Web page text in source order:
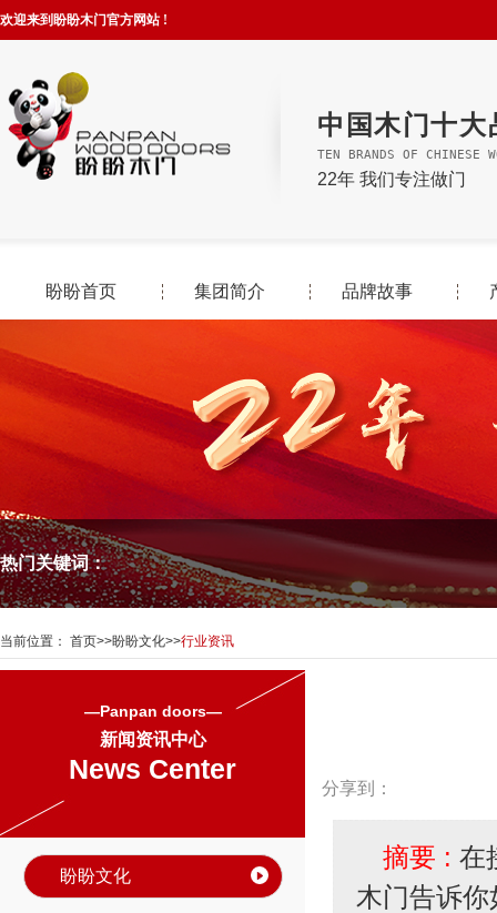
欢迎来到盼盼木门官方网站 !
中国木门十大
TEN BRANDS OF CHINESE
22年 我们专注做门
盼盼首页 集团简介 品牌故事
热门关键词：
当前位置： 首页>>盼盼文化>>行业资讯
—Panpan doors—
新闻资讯中心
News Center
盼盼文化
分享到：
摘要 : 在
木门告诉